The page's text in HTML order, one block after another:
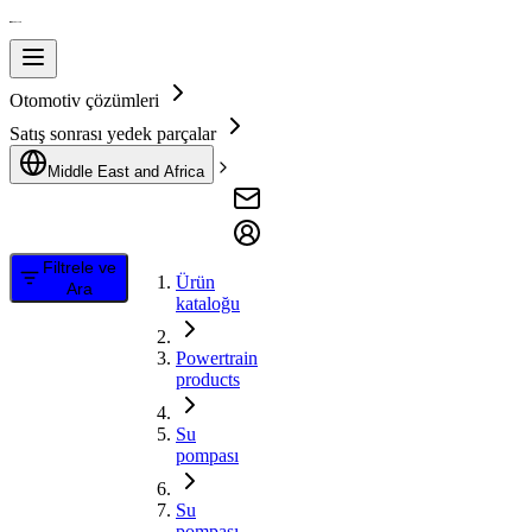
Otomotiv çözümleri
Satış sonrası yedek parçalar
Middle East and Africa
Filtrele ve
Ara
Ürün
kataloğu
Powertrain
products
Su
pompası
Su